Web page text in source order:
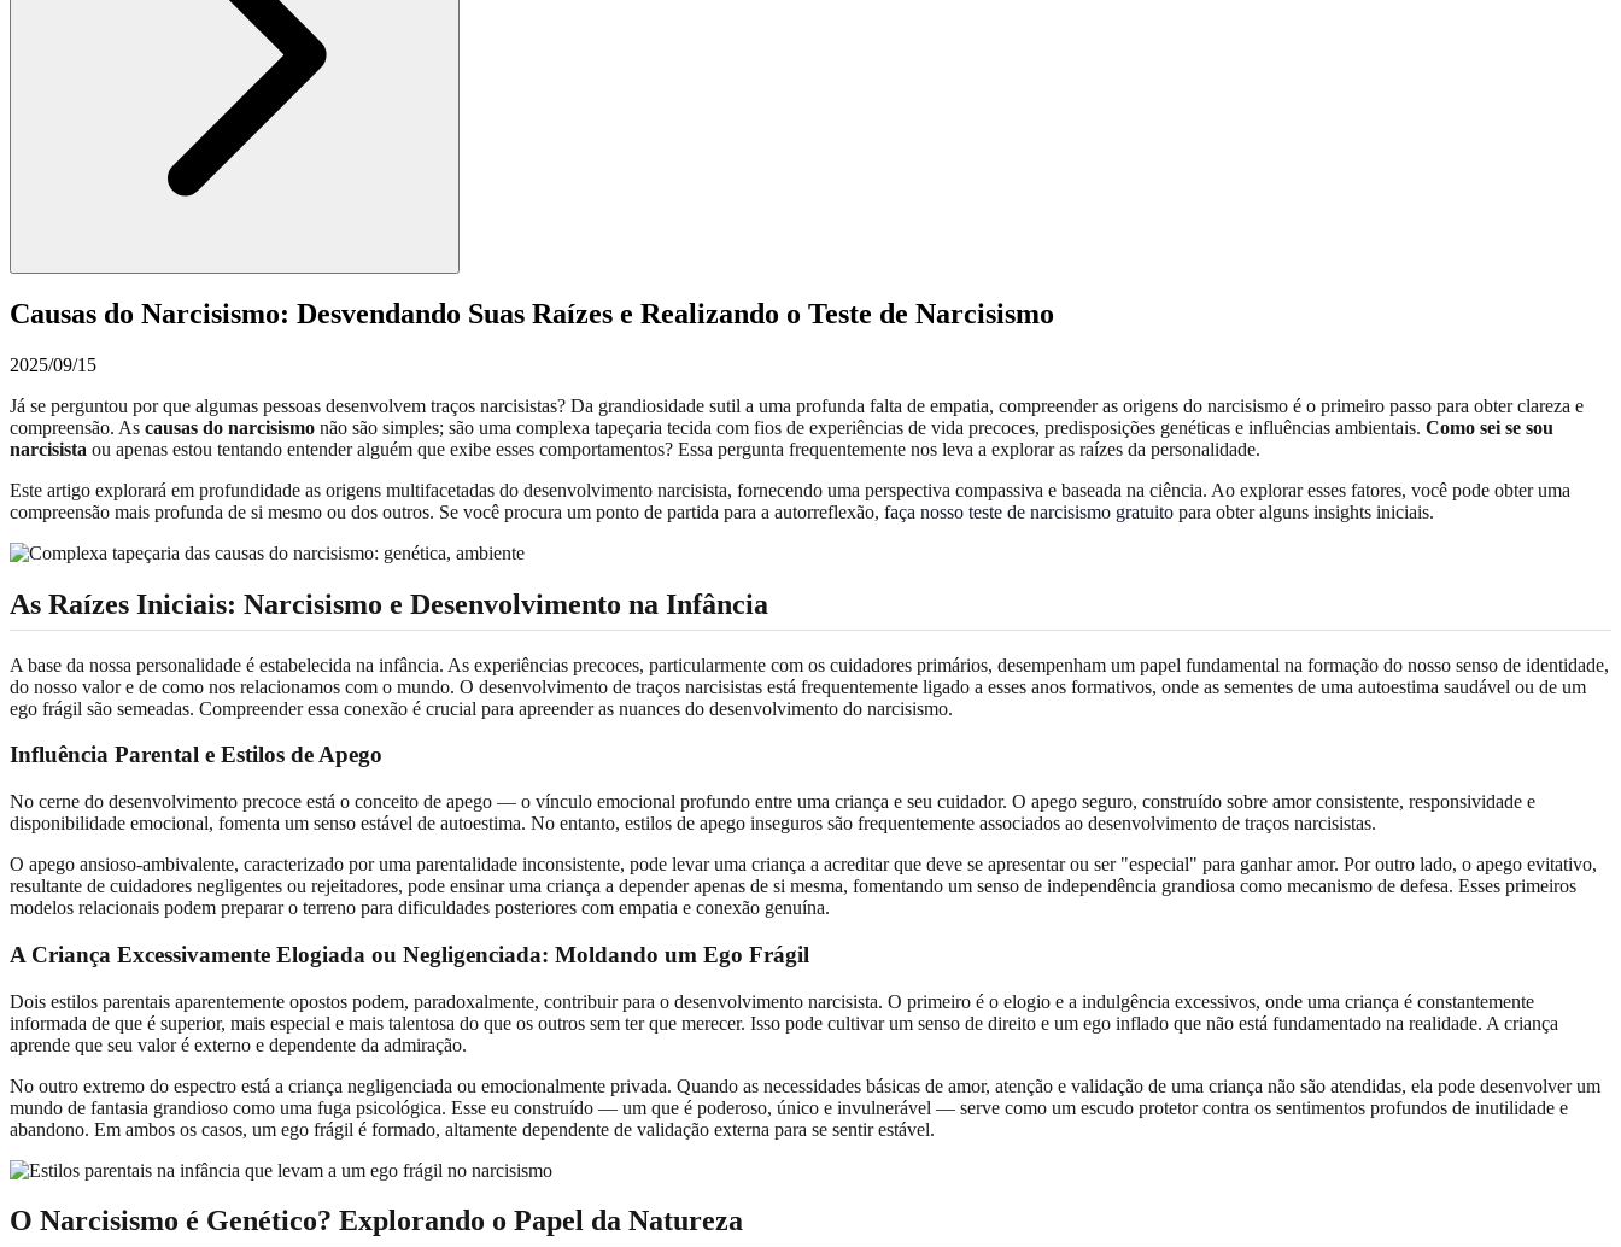
Causas do Narcisismo: Desvendando Suas Raízes e Realizando o Teste de Narcisismo
2025/09/15
Já se perguntou por que algumas pessoas desenvolvem traços narcisistas? Da grandiosidade sutil a uma profunda falta de empatia, compreender as origens do narcisismo é o primeiro passo para obter clareza e
compreensão. As causas do narcisismo não são simples; são uma complexa tapeçaria tecida com fios de experiências de vida precoces, predisposições genéticas e influências ambientais. Como sei se sou
narcisista ou apenas estou tentando entender alguém que exibe esses comportamentos? Essa pergunta frequentemente nos leva a explorar as raízes da personalidade.
Este artigo explorará em profundidade as origens multifacetadas do desenvolvimento narcisista, fornecendo uma perspectiva compassiva e baseada na ciência. Ao explorar esses fatores, você pode obter uma
compreensão mais profunda de si mesmo ou dos outros. Se você procura um ponto de partida para a autorreflexão, faça nosso teste de narcisismo gratuito para obter alguns insights iniciais.
As Raízes Iniciais: Narcisismo e Desenvolvimento na Infância
A base da nossa personalidade é estabelecida na infância. As experiências precoces, particularmente com os cuidadores primários, desempenham um papel fundamental na formação do nosso senso de identidade,
do nosso valor e de como nos relacionamos com o mundo. O desenvolvimento de traços narcisistas está frequentemente ligado a esses anos formativos, onde as sementes de uma autoestima saudável ou de um
ego frágil são semeadas. Compreender essa conexão é crucial para apreender as nuances do desenvolvimento do narcisismo.
Influência Parental e Estilos de Apego
No cerne do desenvolvimento precoce está o conceito de apego — o vínculo emocional profundo entre uma criança e seu cuidador. O apego seguro, construído sobre amor consistente, responsividade e
disponibilidade emocional, fomenta um senso estável de autoestima. No entanto, estilos de apego inseguros são frequentemente associados ao desenvolvimento de traços narcisistas.
O apego ansioso-ambivalente, caracterizado por uma parentalidade inconsistente, pode levar uma criança a acreditar que deve se apresentar ou ser "especial" para ganhar amor. Por outro lado, o apego evitativo,
resultante de cuidadores negligentes ou rejeitadores, pode ensinar uma criança a depender apenas de si mesma, fomentando um senso de independência grandiosa como mecanismo de defesa. Esses primeiros
modelos relacionais podem preparar o terreno para dificuldades posteriores com empatia e conexão genuína.
A Criança Excessivamente Elogiada ou Negligenciada: Moldando um Ego Frágil
Dois estilos parentais aparentemente opostos podem, paradoxalmente, contribuir para o desenvolvimento narcisista. O primeiro é o elogio e a indulgência excessivos, onde uma criança é constantemente
informada de que é superior, mais especial e mais talentosa do que os outros sem ter que merecer. Isso pode cultivar um senso de direito e um ego inflado que não está fundamentado na realidade. A criança
aprende que seu valor é externo e dependente da admiração.
No outro extremo do espectro está a criança negligenciada ou emocionalmente privada. Quando as necessidades básicas de amor, atenção e validação de uma criança não são atendidas, ela pode desenvolver um
mundo de fantasia grandioso como uma fuga psicológica. Esse eu construído — um que é poderoso, único e invulnerável — serve como um escudo protetor contra os sentimentos profundos de inutilidade e
abandono. Em ambos os casos, um ego frágil é formado, altamente dependente de validação externa para se sentir estável.
O Narcisismo é Genético? Explorando o Papel da Natureza